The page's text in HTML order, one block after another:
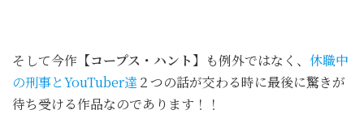
そして今作 【コープス・ハント】 も例外ではなく、 休職中
の刑事とYouTuber達 ２つの話が交わる時に最後に驚きが
待ち受ける作品なのであります！！